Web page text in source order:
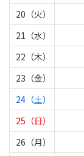
20（火）
21（水）
22（木）
23（金）
24（土）
25（日）
26（月）